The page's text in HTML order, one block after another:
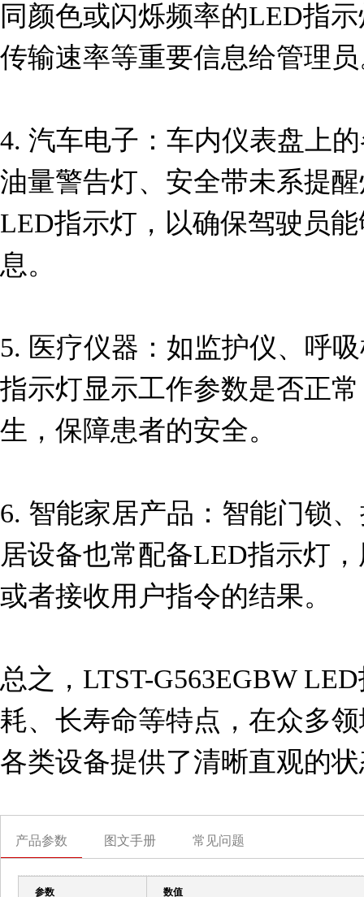
同颜色或闪烁频率的LED指
传输速率等重要信息给管理
4. 汽车电子：车内仪表盘上
油量警告灯、安全带未系提
LED指示灯，以确保驾驶员
息。
5. 医疗仪器：如监护仪、呼
指示灯显示工作参数是否正
生，保障患者的安全。
6. 智能家居产品：智能门锁
居设备也常配备LED指示灯
或者接收用户指令的结果。
总之，LTST-G563EGBW
耗、长寿命等特点，在众多
各类设备提供了清晰直观的
产品参数 图文手册 常见问题
参数 数值